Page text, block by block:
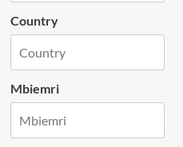
Country
Mbiemri